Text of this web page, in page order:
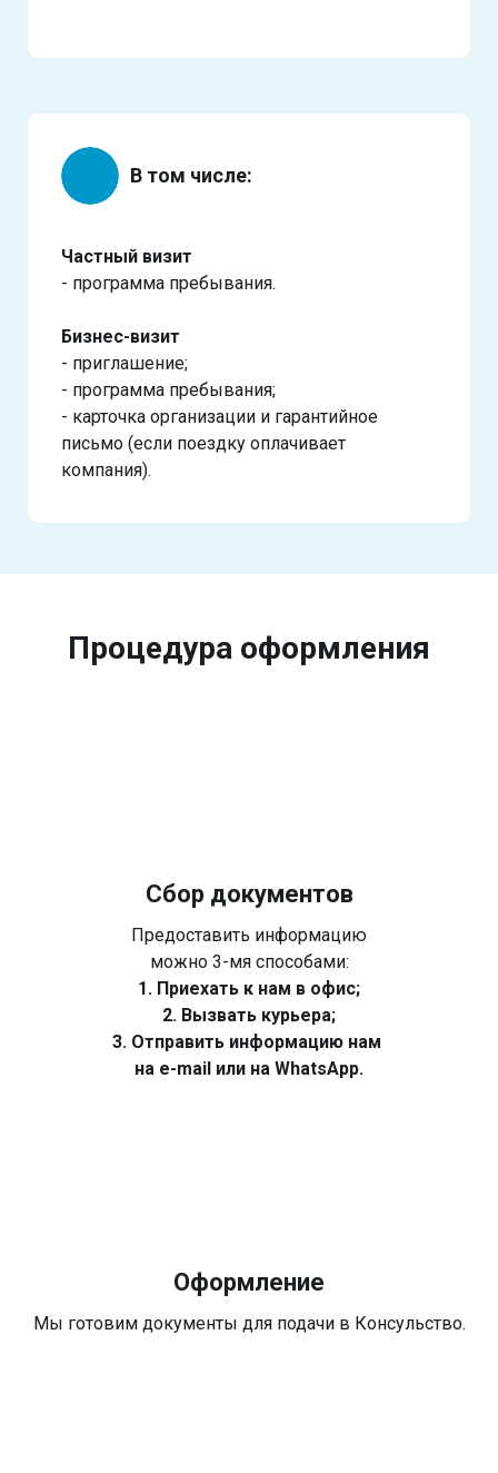
В том числе:
Частный визит
- программа пребывания.
Бизнес-визит
- приглашение;
- программа пребывания;
- карточка организации и гарантийное
письмо (если поездку оплачивает
компания).
Процедура оформления
Сбор документов
Предоставить информацию
можно 3-мя способами:
1. Приехать к нам в офис;
2. Вызвать курьера;
3. Отправить информацию нам
на e-mail или на WhatsApp.
Оформление
Мы готовим документы для подачи в Консульство.